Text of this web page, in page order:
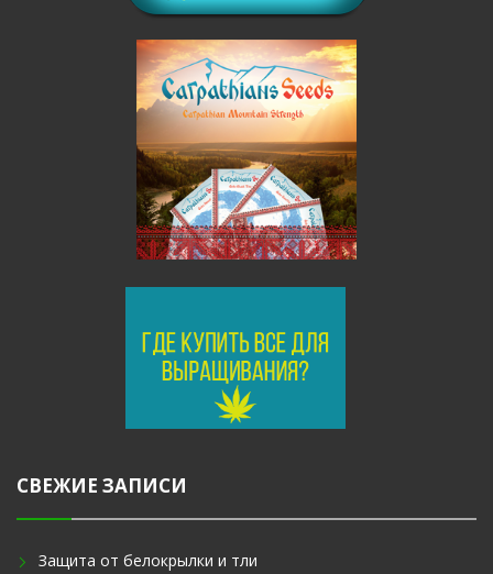
СВЕЖИЕ ЗАПИСИ
Защита от белокрылки и тли